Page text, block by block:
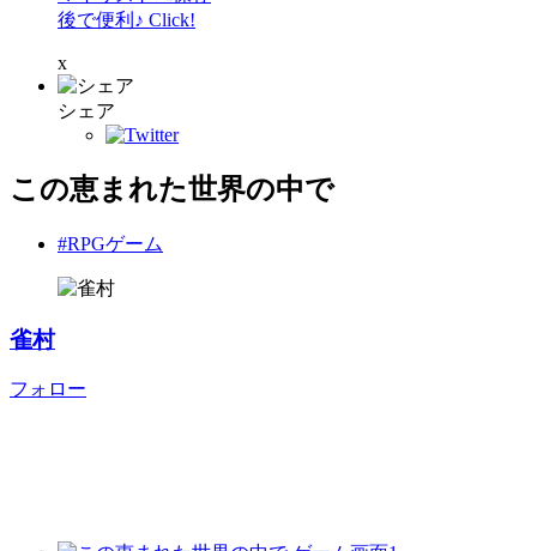
後で便利♪ Click!
x
シェア
この恵まれた世界の中で
#RPGゲーム
雀村
フォロー